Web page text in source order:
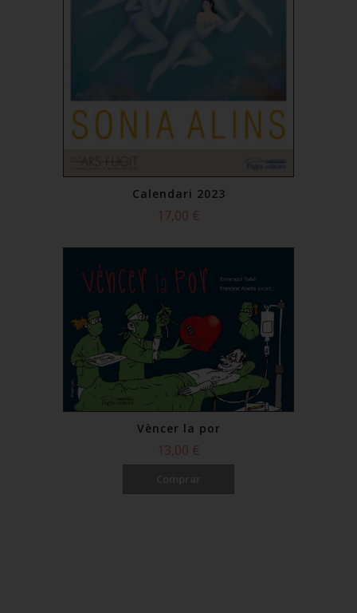
Calendari 2023
17,00 €
Vèncer la por
13,00 €